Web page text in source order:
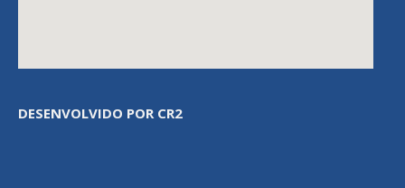
DESENVOLVIDO POR CR2